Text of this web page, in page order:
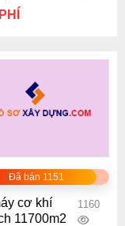
2700m2
Đã bán 1151
cơ khí
11700m2
1160